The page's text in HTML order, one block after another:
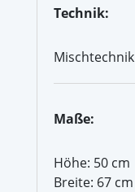
Technik:
Mischtechnik
Maße:
Höhe: 50 cm
Breite: 67 cm